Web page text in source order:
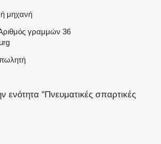
μηχανή
γραμμών 36
ενότητα "Πνευματικές σπαρτικές